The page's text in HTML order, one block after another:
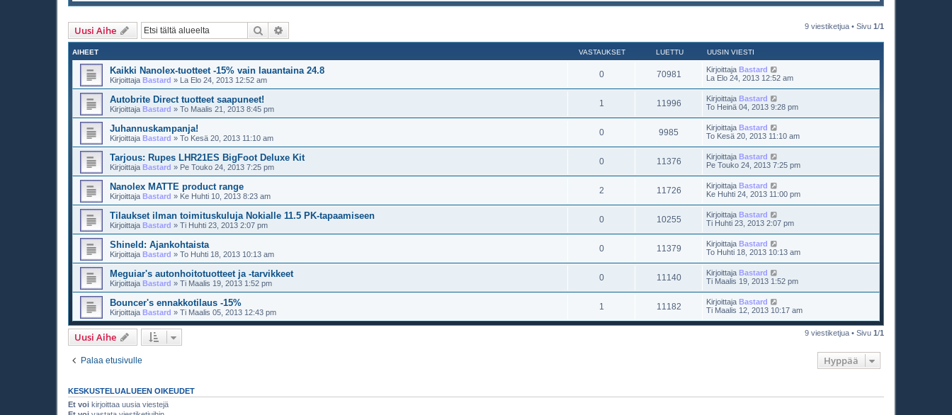
t
s
n
i
t
i
Uusi Aihe Etsi 9 viestiketjua • Sivu 1/1
AIHEET VASTAUKSET LUETTU UUSIN VIESTI
Kaikki Nanolex-tuotteet -15% vain lauantaina 24.8
Kirjoittaja Bastard » La Elo 24, 2013 12:52 am
0 70981 Kirjoittaja Bastard
La Elo 24, 2013 12:52 am
Autobrite Direct tuotteet saapuneet!
Kirjoittaja Bastard » To Maalis 21, 2013 8:45 pm
1 11996 Kirjoittaja Bastard
To Heinä 04, 2013 9:28 pm
Juhannuskampanja!
Kirjoittaja Bastard » To Kesä 20, 2013 11:10 am
0 9985 Kirjoittaja Bastard
To Kesä 20, 2013 11:10 am
Tarjous: Rupes LHR21ES BigFoot Deluxe Kit
Kirjoittaja Bastard » Pe Touko 24, 2013 7:25 pm
0 11376 Kirjoittaja Bastard
Pe Touko 24, 2013 7:25 pm
Nanolex MATTE product range
Kirjoittaja Bastard » Ke Huhti 10, 2013 8:23 am
2 11726 Kirjoittaja Bastard
Ke Huhti 24, 2013 11:00 pm
Tilaukset ilman toimituskuluja Nokialle 11.5 PK-tapaamiseen
Kirjoittaja Bastard » Ti Huhti 23, 2013 2:07 pm
0 10255 Kirjoittaja Bastard
Ti Huhti 23, 2013 2:07 pm
Shineld: Ajankohtaista
Kirjoittaja Bastard » To Huhti 18, 2013 10:13 am
0 11379 Kirjoittaja Bastard
To Huhti 18, 2013 10:13 am
Meguiar's autonhoitotuotteet ja -tarvikkeet
Kirjoittaja Bastard » Ti Maalis 19, 2013 1:52 pm
0 11140 Kirjoittaja Bastard
Ti Maalis 19, 2013 1:52 pm
Bouncer's ennakkotilaus -15%
Kirjoittaja Bastard » Ti Maalis 05, 2013 12:43 pm
1 11182 Kirjoittaja Bastard
Ti Maalis 12, 2013 10:17 am
Uusi Aihe 9 viestiketjua • Sivu 1/1
Palaa etusivulle Hyppää
KESKUSTELUALUEEN OIKEUDET
Et voi kirjoittaa uusia viestejä